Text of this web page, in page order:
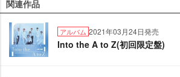
関連作品
アルバム 2021年03月24日発売
Into the A to Z(初回限定盤)